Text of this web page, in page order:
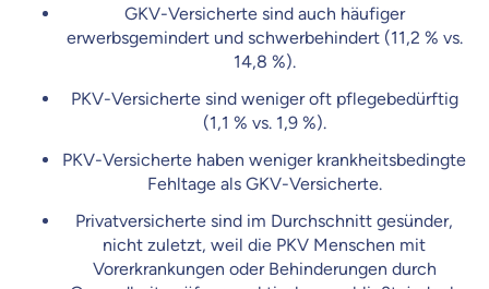
GKV-Versicherte sind auch häufiger
erwerbsgemindert und schwerbehindert (11,2 % vs.
14,8 %).
PKV-Versicherte sind weniger oft pflegebedürftig
(1,1 % vs. 1,9 %).
PKV-Versicherte haben weniger krankheitsbedingte
Fehltage als GKV-Versicherte.
Privatversicherte sind im Durchschnitt gesünder,
nicht zuletzt, weil die PKV Menschen mit
Vorerkrankungen oder Behinderungen durch